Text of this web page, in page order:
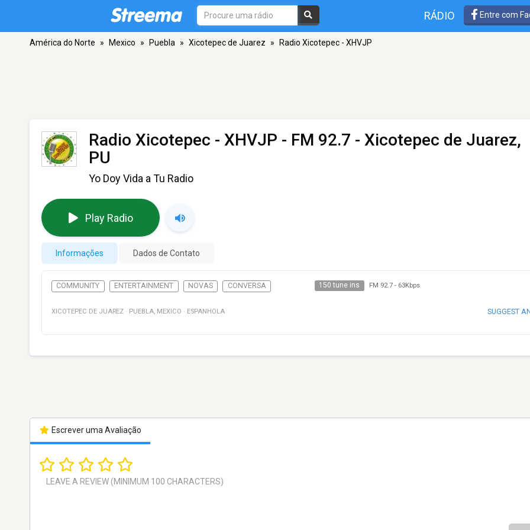
RÁDIO Entre com
América do Norte » Mexico » Puebla » Xicotepec de Juarez » Radio Xicotepec - XHVJP
Radio Xicotepec - XHVJP - FM 92.7 - Xicotepec de Juarez,
PU
Yo Doy Vida a Tu Radio
Play Radio
Informações Dados de Contato
COMMUNITY ENTERTAINMENT NOVAS CONVERSA 150 tune ins FM 92.7- 63Kbps
XICOTEPEC DE JUAREZ · PUEBLA, MEXICO · ESPANHOLA SUGGEST
Escrever uma Avaliação